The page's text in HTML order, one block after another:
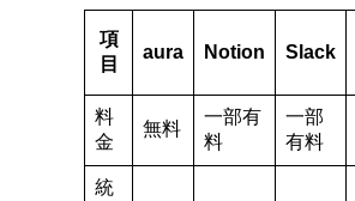
項
目
aura Notion Slack
料
金
無料
一部有
料
一部
有料
統